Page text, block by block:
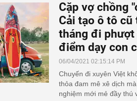
Cặp vợ chồng
Cải tạo ô tô
tháng đi phượt
điểm dạy con
06/04/2021 02:15:14 PM
Chuyến đi xuyên Việt
thỏa đam mê xê dịch
nghiệm mới mẻ đầy thú